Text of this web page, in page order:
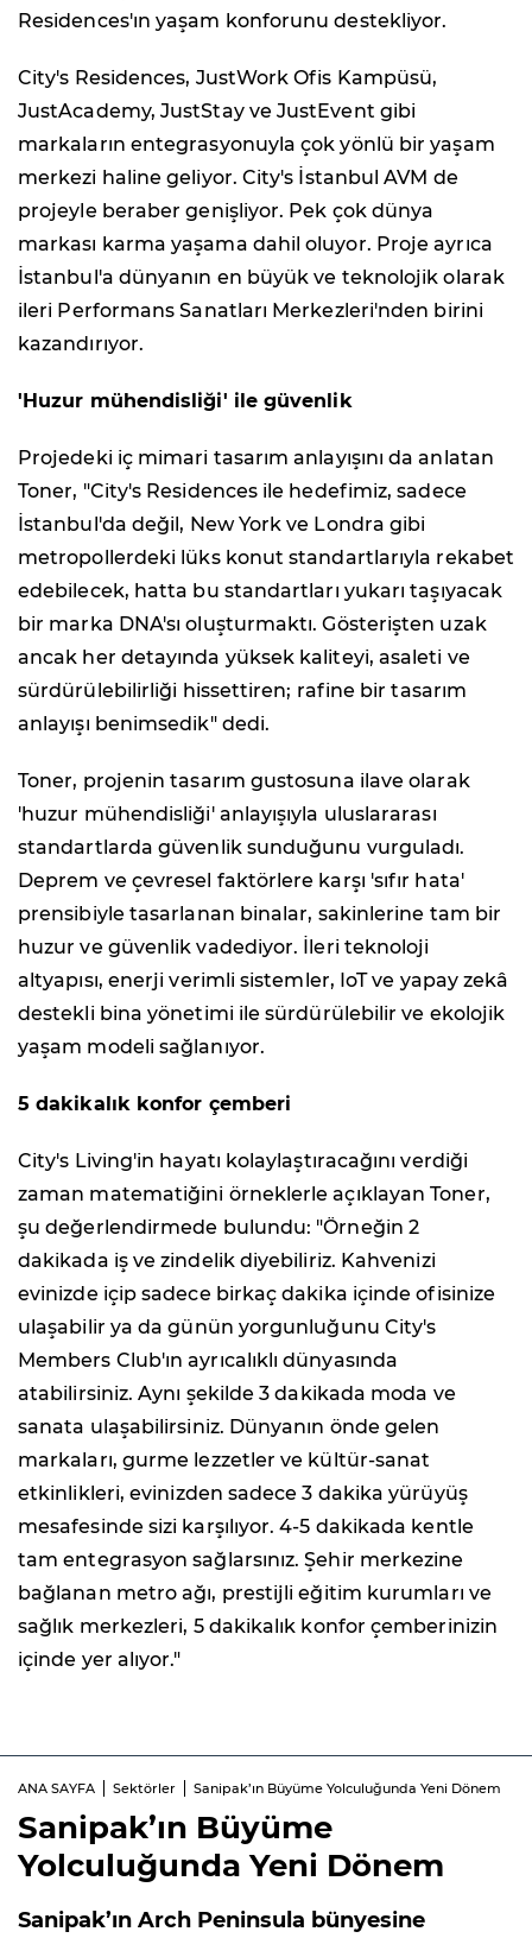
Residences'ın yaşam konforunu destekliyor.
City's Residences, JustWork Ofis Kampüsü,
JustAcademy, JustStay ve JustEvent gibi
markaların entegrasyonuyla çok yönlü bir yaşam
merkezi haline geliyor. City's İstanbul AVM de
projeyle beraber genişliyor. Pek çok dünya
markası karma yaşama dahil oluyor. Proje ayrıca
İstanbul'a dünyanın en büyük ve teknolojik olarak
ileri Performans Sanatları Merkezleri'nden birini
kazandırıyor.
'Huzur mühendisliği' ile güvenlik
Projedeki iç mimari tasarım anlayışını da anlatan
Toner, "City's Residences ile hedefimiz, sadece
İstanbul'da değil, New York ve Londra gibi
metropollerdeki lüks konut standartlarıyla rekabet
edebilecek, hatta bu standartları yukarı taşıyacak
bir marka DNA'sı oluşturmaktı. Gösterişten uzak
ancak her detayında yüksek kaliteyi, asaleti ve
sürdürülebilirliği hissettiren; rafine bir tasarım
anlayışı benimsedik" dedi.
Toner, projenin tasarım gustosuna ilave olarak
'huzur mühendisliği' anlayışıyla uluslararası
standartlarda güvenlik sunduğunu vurguladı.
Deprem ve çevresel faktörlere karşı 'sıfır hata'
prensibiyle tasarlanan binalar, sakinlerine tam bir
huzur ve güvenlik vadediyor. İleri teknoloji
altyapısı, enerji verimli sistemler, IoT ve yapay zekâ
destekli bina yönetimi ile sürdürülebilir ve ekolojik
yaşam modeli sağlanıyor.
5 dakikalık konfor çemberi
City's Living'in hayatı kolaylaştıracağını verdiği
zaman matematiğini örneklerle açıklayan Toner,
şu değerlendirmede bulundu: "Örneğin 2
dakikada iş ve zindelik diyebiliriz. Kahvenizi
evinizde içip sadece birkaç dakika içinde ofisinize
ulaşabilir ya da günün yorgunluğunu City's
Members Club'ın ayrıcalıklı dünyasında
atabilirsiniz. Aynı şekilde 3 dakikada moda ve
sanata ulaşabilirsiniz. Dünyanın önde gelen
markaları, gurme lezzetler ve kültür-sanat
etkinlikleri, evinizden sadece 3 dakika yürüyüş
mesafesinde sizi karşılıyor. 4-5 dakikada kentle
tam entegrasyon sağlarsınız. Şehir merkezine
bağlanan metro ağı, prestijli eğitim kurumları ve
sağlık merkezleri, 5 dakikalık konfor çemberinizin
içinde yer alıyor."
ANA SAYFA Sektörler Sanipak’ın Büyüme Yolculuğunda Yeni Dönem
Sanipak’ın Büyüme
Yolculuğunda Yeni Dönem
Sanipak’ın Arch Peninsula bünyesine